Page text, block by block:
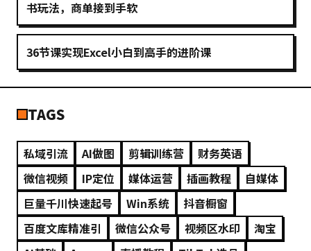
书玩法，商单接到手软
36节课实现Excel小白到高手的进阶课
TAGS
私域引流 AI做图 剪辑训练营
财务英语
微信视频
IP定位 媒体运营 插画教程
自媒体
巨量千川快速起号
Win系统
抖音橱窗
百︄度文︆库︊精￴准引︆
微信公众号 视频区水印
淘宝